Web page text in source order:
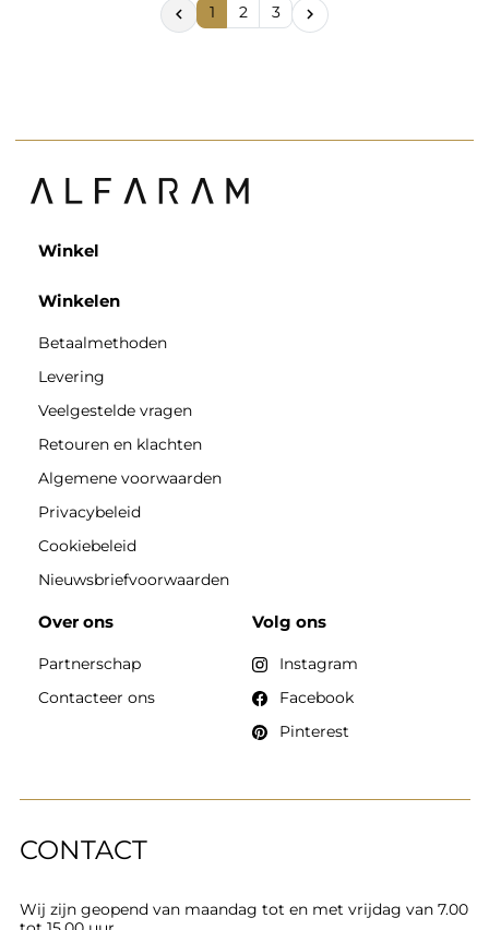
 1 2 3 
CONTACT
Wij zijn geopend van maandag tot en met vrijdag van 7.00
Winkel
Winkelen
Betaalmethoden
Levering
Veelgestelde vragen
Retouren en klachten
Algemene voorwaarden
Privacybeleid
Cookiebeleid
Nieuwsbriefvoorwaarden
Over ons
Partnerschap
Contacteer ons
Volg ons
Instagram
Facebook
Pinterest